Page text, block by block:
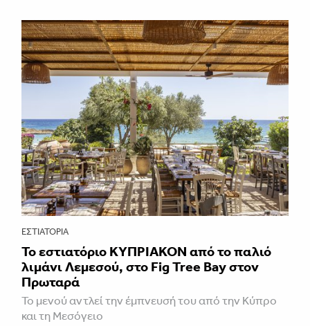
ΕΣΤΙΑΤΌΡΙΑ
Το εστιατόριο ΚΥΠΡΙΑΚΟΝ από το παλιό
λιμάνι Λεμεσού, στο Fig Tree Bay στον
Πρωταρά
Το μενού αντλεί την έμπνευσή του από την Κύπρο
και τη Μεσόγειο